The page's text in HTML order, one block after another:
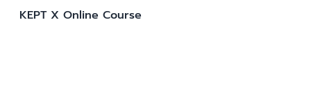
KEPT X Online Course